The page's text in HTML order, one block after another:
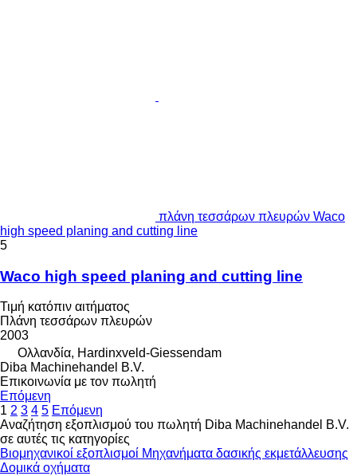
πλάνη τεσσάρων πλευρών Waco
high speed planing and cutting line
5
Waco high speed planing and cutting line
Τιμή κατόπιν αιτήματος
Πλάνη τεσσάρων πλευρών
2003
Ολλανδία, Hardinxveld-Giessendam
Diba Machinehandel B.V.
Επικοινωνία με τον πωλητή
Επόμενη
1 2 3 4 5 Επόμενη
Αναζήτηση εξοπλισμού του πωλητή Diba Machinehandel B.V.
σε αυτές τις κατηγορίες
Βιομηχανικοί εξοπλισμοί Μηχανήματα δασικής εκμετάλλευσης
Δομικά οχήματα